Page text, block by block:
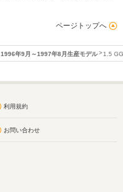
ページトップへ
1996年9月～1997年8月生産モデル 1.5
利用規約
お問い合わせ